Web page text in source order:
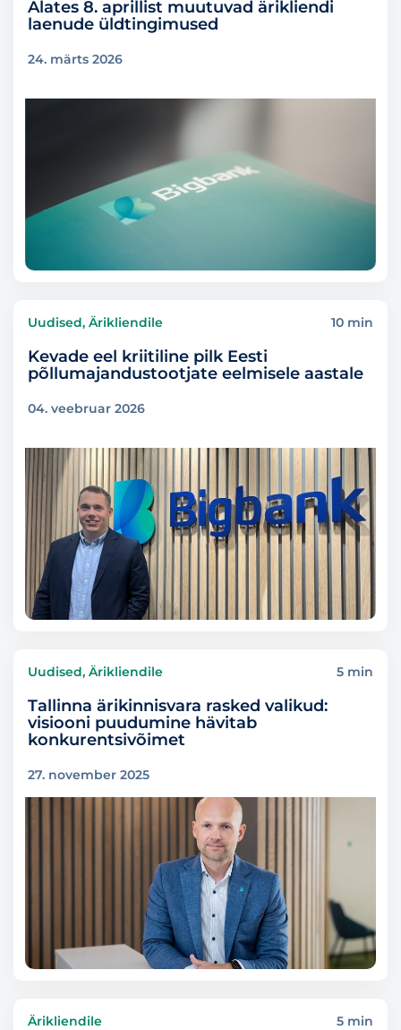
Alates 8. aprillist muutuvad ärikliendi
laenude üldtingimused
24. märts 2026
Uudised, Ärikliendile 10 min
Kevade eel kriitiline pilk Eesti
põllumajandustootjate eelmisele aastale
04. veebruar 2026
Uudised, Ärikliendile 5 min
Tallinna ärikinnisvara rasked valikud:
visiooni puudumine hävitab
konkurentsivõimet
27. november 2025
Ärikliendile 5 min